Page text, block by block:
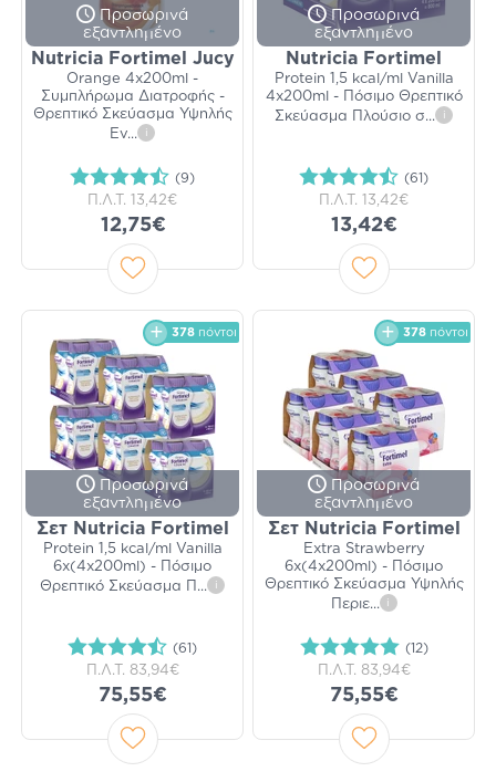
Προσωρινά
εξαντλημένο
Nutricia Fortimel Jucy
Orange 4x200ml -
Συμπλήρωμα Διατροφής -
Θρεπτικό Σκεύασμα Υψηλής
Εν... i
(9)
Π.Λ.Τ. 13,42€
12,75€
Προσωρινά
εξαντλημένο
Nutricia Fortimel
Protein 1,5 kcal/ml Vanilla
4x200ml - Πόσιμο Θρεπτικό
Σκεύασμα Πλούσιο σ... i
(61)
Π.Λ.Τ. 13,42€
13,42€
378 πόντοι
Προσωρινά
εξαντλημένο
Σετ Nutricia Fortimel
Protein 1,5 kcal/ml Vanilla
6x(4x200ml) - Πόσιμο
Θρεπτικό Σκεύασμα Π ... i
(61)
Π.Λ.Τ. 83,94€
75,55€
378 πόντοι
Προσωρινά
εξαντλημένο
Σετ Nutricia Fortimel
Extra Strawberry
6x(4x200ml) - Πόσιμο
Θρεπτικό Σκεύασμα Υψηλής
Περιε... i
(12)
Π.Λ.Τ. 83,94€
75,55€